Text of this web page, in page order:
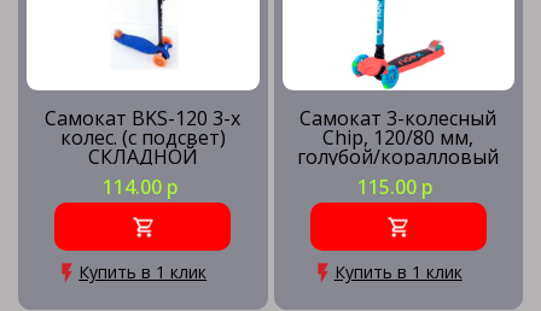
Самокат BKS-120 3-х
колес. (с подсвет)
СКЛАДНОЙ
114.00 р
Купить в 1 клик
Самокат 3-колесный
Chip, 120/80 мм,
голубой/коралловый
115.00 р
Купить в 1 клик